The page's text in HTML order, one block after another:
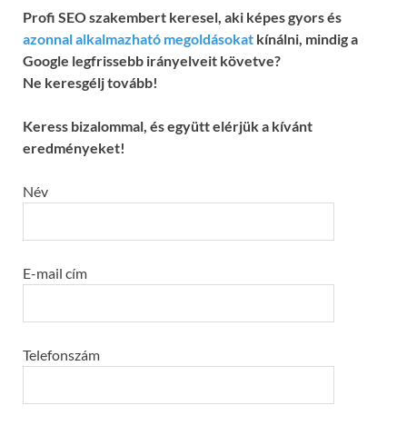
Profi SEO szakembert keresel, aki képes gyors és
azonnal alkalmazható megoldásokat kínálni, mindig a
Google legfrissebb irányelveit követve?
Ne keresgélj tovább!
Keress bizalommal, és együtt elérjük a kívánt
eredményeket!
Név
E-mail cím
Telefonszám